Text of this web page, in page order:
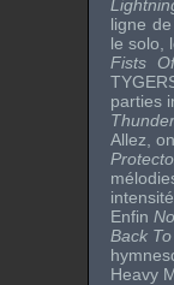
ligne
le solo,
Fists
parties
Thunder
Allez,
Enfin
Back
Heavy